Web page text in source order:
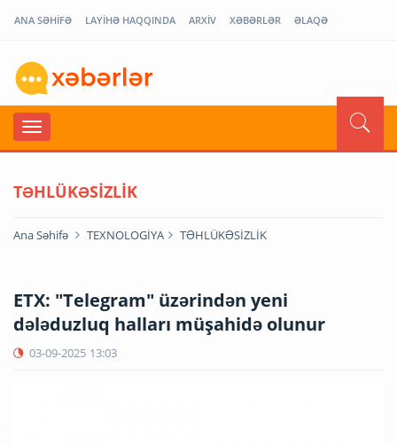
ANA SƏHİFƏ LAYİHƏ HAQQINDA ARXİV XƏBƏRLƏR ƏLAQƏ
TƏHLÜKƏSİZLİK
Ana Səhifə TEXNOLOGİYA TƏHLÜKƏSİZLİK
ETX: "Telegram" üzərindən yeni
dələduzluq halları müşahidə olunur
03-09-2025 13:03